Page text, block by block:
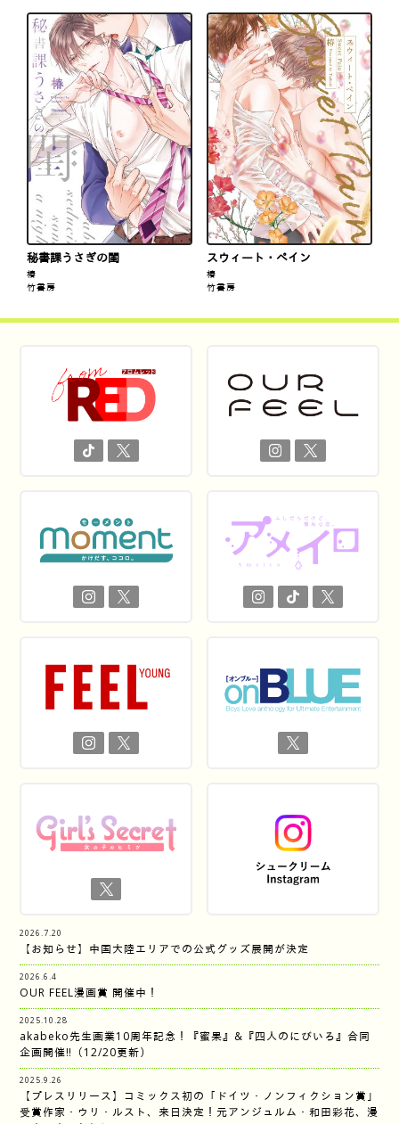
秘書課うさぎの閨
椿
竹書房
スウィート・ペイン
椿
竹書房
2026.7.20
【お知らせ】中国大陸エリアでの公式グッズ展開が決定
2026.6.4
OUR FEEL漫画賞 開催中！
2025.10.28
akabeko先生画業10周年記念！『蜜果』&『四人のにびいろ』合同
企画開催‼︎（12/20更新）
2025.9.26
【プレスリリース】コミックス初の「ドイツ・ノンフィクション賞」
受賞作家・ウリ・ルスト、来日決定！元アンジュルム・和田彩花、漫